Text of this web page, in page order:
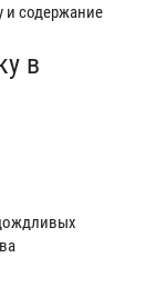
и содержание
в